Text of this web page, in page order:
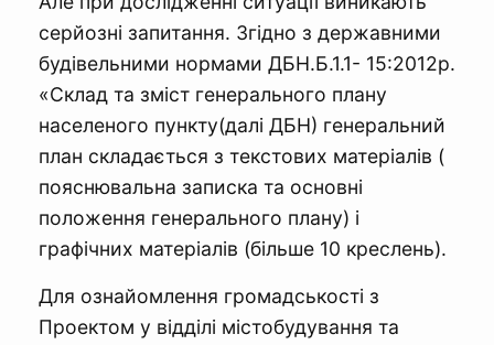
серйозні запитання. Згідно з державними
будівельними нормами ДБН.Б.1.1- 15:2012р.
«Склад та зміст генерального плану
населеного пункту(далі ДБН) генеральний
план складається з текстових матеріалів (
пояснювальна записка та основні
положення генерального плану) і
графічних матеріалів (більше 10 креслень).
Для ознайомлення громадськості з
Проектом у відділі містобудування та